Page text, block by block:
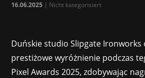
16.06.2025 | Nicht kategorisiert
Duńskie studio Slipgate Ironworks
prestiżowe wyróżnienie podczas
Pixel Awards 2025, zdobywając